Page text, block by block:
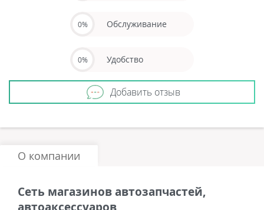
0% Обслуживание
0% Удобство
Добавить отзыв
О компании
Сеть магазинов автозапчастей,